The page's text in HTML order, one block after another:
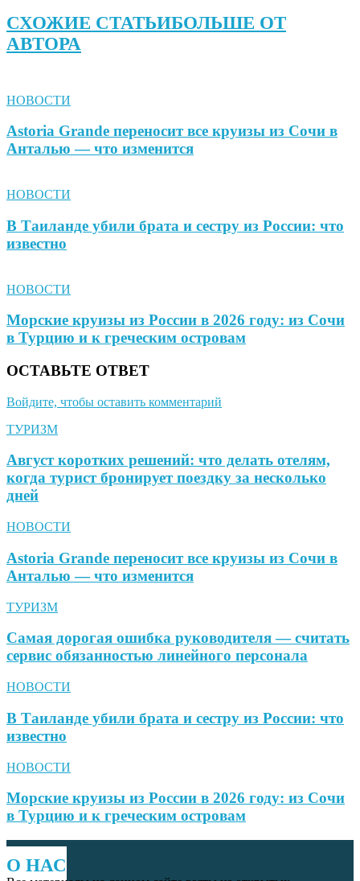
СХОЖИЕ СТАТЬИБОЛЬШЕ ОТ
АВТОРА
НОВОСТИ
Astoria Grande переносит все круизы из Сочи в
Анталью — что изменится
НОВОСТИ
В Таиланде убили брата и сестру из России: что
известно
НОВОСТИ
Морские круизы из России в 2026 году: из Сочи
в Турцию и к греческим островам
ОСТАВЬТЕ ОТВЕТ
Войдите, чтобы оставить комментарий
ТУРИЗМ
Август коротких решений: что делать отелям,
когда турист бронирует поездку за несколько
дней
НОВОСТИ
Astoria Grande переносит все круизы из Сочи в
Анталью — что изменится
ТУРИЗМ
Самая дорогая ошибка руководителя — считать
сервис обязанностью линейного персонала
НОВОСТИ
В Таиланде убили брата и сестру из России: что
известно
НОВОСТИ
Морские круизы из России в 2026 году: из Сочи
в Турцию и к греческим островам
О НАС